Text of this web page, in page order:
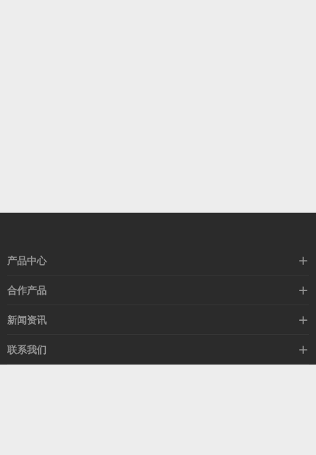
产品中心
高速线缆
以太网交换机
合作产品
希捷硬盘
新闻资讯
行业动态
技术视角
联系我们